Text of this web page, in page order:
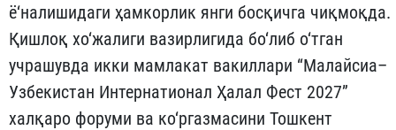
ё‘налишидаги ҳамкорлик янги босқичга чиқмоқда.
Қишлоқ хо‘жалиги вазирлигида бо‘либ о‘тган
учрашувда икки мамлакат вакиллари “Малайсиа–
Узбекистан Интернатионал Ҳалал Фест 2027”
халқаро форуми ва ко‘ргазмасини Тошкент